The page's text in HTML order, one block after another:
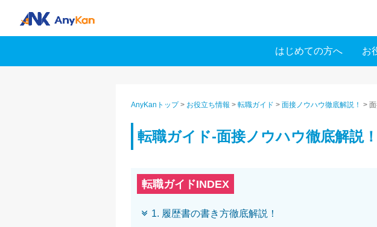
はじめての方へ お
AnyKanトップ > お役立ち情報 > 転職ガイド > 面接ノウハウ徹底解説！ >
転職ガイド-面接ノウハウ徹底解説
転職ガイドINDEX
1. 履歴書の書き方徹底解説！